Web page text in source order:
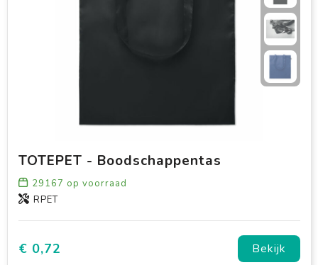
TOTEPET - Boodschappentas
29167 op voorraad
RPET
€ 0,72 Bekijk